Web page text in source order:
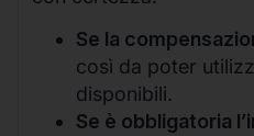
Se la
così da poter
disponibili.
Se è obbligatoria